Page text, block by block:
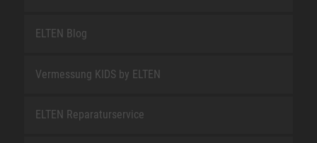
ELTEN Blog
Vermessung KIDS by ELTEN
ELTEN Reparaturservice